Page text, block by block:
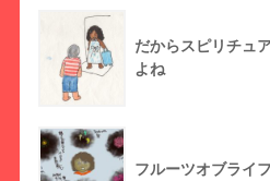
だからスピリチュ
よね
フルーツオブライ